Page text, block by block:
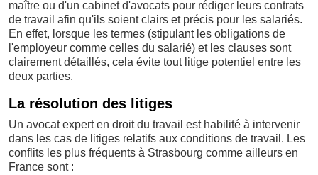
maître ou d'un cabinet d'avocats pour rédiger leurs contrats
de travail afin qu'ils soient clairs et précis pour les salariés.
En effet, lorsque les termes (stipulant les obligations de
l'employeur comme celles du salarié) et les clauses sont
clairement détaillés, cela évite tout litige potentiel entre les
deux parties.
La résolution des litiges
Un avocat expert en droit du travail est habilité à intervenir
dans les cas de litiges relatifs aux conditions de travail. Les
conflits les plus fréquents à Strasbourg comme ailleurs en
France sont :